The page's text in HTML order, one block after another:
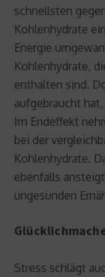
schnellsten
Kohlenhydrate
Energie
Kohlenhydrate,
enthalten sind.
aufgebraucht
Im Endeffekt
bei der
Kohlenhydrate.
ebenfalls
ungesunden
Stress schlägt